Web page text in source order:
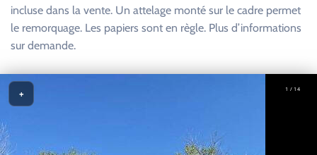
incluse dans la vente. Un attelage monté sur le cadre permet
le remorquage. Les papiers sont en règle. Plus d’informations
sur demande.
1 / 14
+